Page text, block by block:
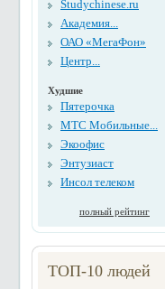
Studychinese.ru
Академия...
ОАО «МегаФон»
Центр...
Худшие
Пятерочка
МТС Мобильные...
Экоофис
Энтузиаст
Инсол телеком
полный рейтинг
ТОП-10 людей